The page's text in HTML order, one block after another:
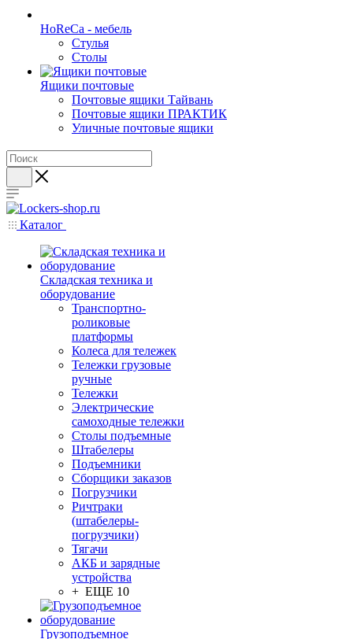
HoReCa - мебель
Стулья
Столы
Ящики почтовые
Почтовые ящики Тайвань
Почтовые ящики ПРАКТИК
Уличные почтовые ящики
Каталог
Складская техника и
оборудование
Транспортно-
роликовые
платформы
Колеса для тележек
Тележки грузовые
ручные
Тележки
Электрические
самоходные тележки
Столы подъемные
Штабелеры
Подъемники
Сборщики заказов
Погрузчики
Ричтраки
(штабелеры-
погрузчики)
Тягачи
АКБ и зарядные
устройства
+ ЕЩЕ 10
Грузоподъемное